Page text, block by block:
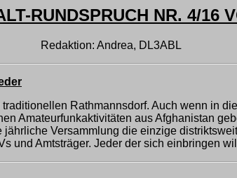
RUNDSPRUCH NR. 4/16
Redaktion: Andrea, DL3ABL
Rathmannsdorf. Auch wenn in
Amateurfunkaktivitäten aus Afghanistan
Versammlung die einzige
und Amtsträger. Jeder der sich einbringen